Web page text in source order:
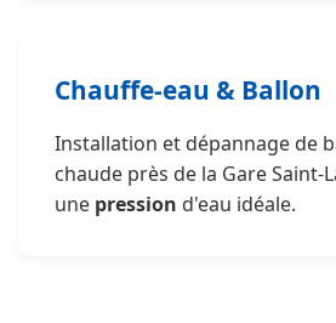
Chauffe-eau & Ballon
Installation et dépannage de
chaude près de la Gare Saint-
une pression d'eau idéale.